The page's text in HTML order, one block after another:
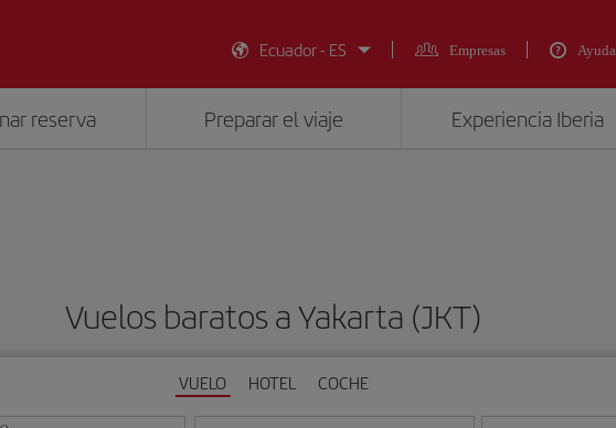
Ecuador - ES
Empresas Ayuda
reserva Preparar el viaje Experiencia Iberia
Vuelos baratos a Yakarta (JKT)
VUELO HOTEL COCHE